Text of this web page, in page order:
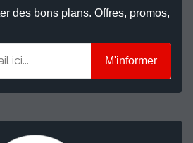
des bons plans. Offres, promos,
M'informer